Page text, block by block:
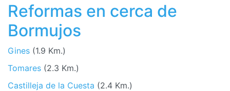
Reformas en cerca de
Bormujos
Gines (1.9 Km.)
Tomares (2.3 Km.)
Castilleja de la Cuesta (2.4 Km.)